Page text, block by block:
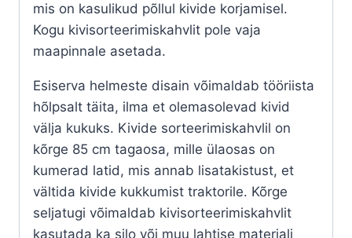
mis on kasulikud põllul kivide korjamisel.
Kogu kivisorteerimiskahvlit pole vaja
maapinnale asetada.
Esiserva helmeste disain võimaldab tööriista
hõlpsalt täita, ilma et olemasolevad kivid
välja kukuks. Kivide sorteerimiskahvlil on
kõrge 85 cm tagaosa, mille ülaosas on
kumerad latid, mis annab lisatakistust, et
vältida kivide kukkumist traktorile. Kõrge
seljatugi võimaldab kivisorteerimiskahvlit
kasutada ka silo või muu lahtise materjali